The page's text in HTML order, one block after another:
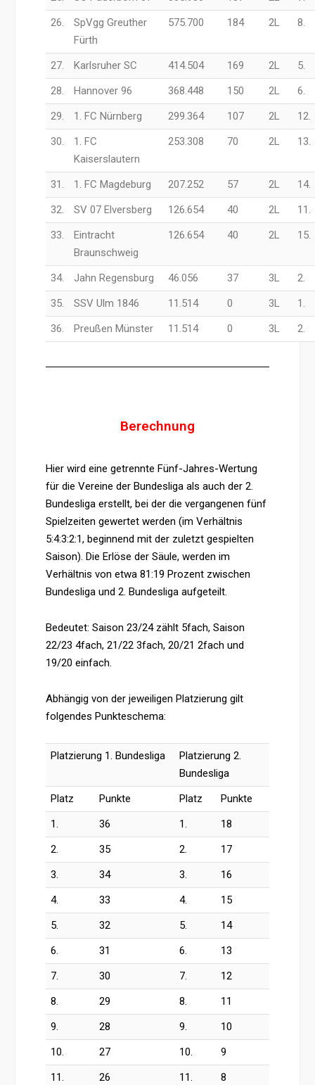
26.
SpVgg Greuther
Fürth
575.700 184 2L 8.
27. Karlsruher SC 414.504 169 2L
5.
28.
Hannover 96 368.448 150 2L
6.
29.
1. FC Nürnberg 299.364 107 2L
12.
30.
1. FC
Kaiserslautern
253.308 70 2L 13.
31. 1. FC Magdeburg 207.252 57 2L
14.
32.
SV 07 Elversberg 126.654 40 2L
11.
33.
Eintracht
Braunschweig
126.654 40 2L 15.
34. Jahn Regensburg 46.056 37 3L
2.
35.
SSV Ulm 1846 11.514 0 3L
1.
36.
Preußen Münster 11.514 0 3L 2.
Berechnung
Hier wird eine getrennte Fünf-Jahres-Wertung
für die Vereine der Bundesliga als auch der 2.
Bundesliga erstellt, bei der die vergangenen fünf
Spielzeiten gewertet werden (im Verhältnis
5:4:3:2:1, beginnend mit der zuletzt gespielten
Saison). Die Erlöse der Säule, werden im
Verhältnis von etwa 81:19 Prozent zwischen
Bundesliga und 2. Bundesliga aufgeteilt.
Bedeutet: Saison 23/24 zählt 5fach, Saison
22/23 4fach, 21/22 3fach, 20/21 2fach und
19/20 einfach.
Abhängig von der jeweiligen Platzierung gilt
folgendes Punkteschema:
Platzierung 1. Bundesliga
Platzierung 2.
Bundesliga
Platz
Punkte Platz
Punkte
1.
36 1.
18
2.
35 2.
17
3.
34 3.
16
4.
33 4.
15
5.
32 5.
14
6.
31 6.
13
7.
30 7.
12
8.
29 8.
11
9.
28 9.
10
10.
27 10.
9
11.
26 11.
8